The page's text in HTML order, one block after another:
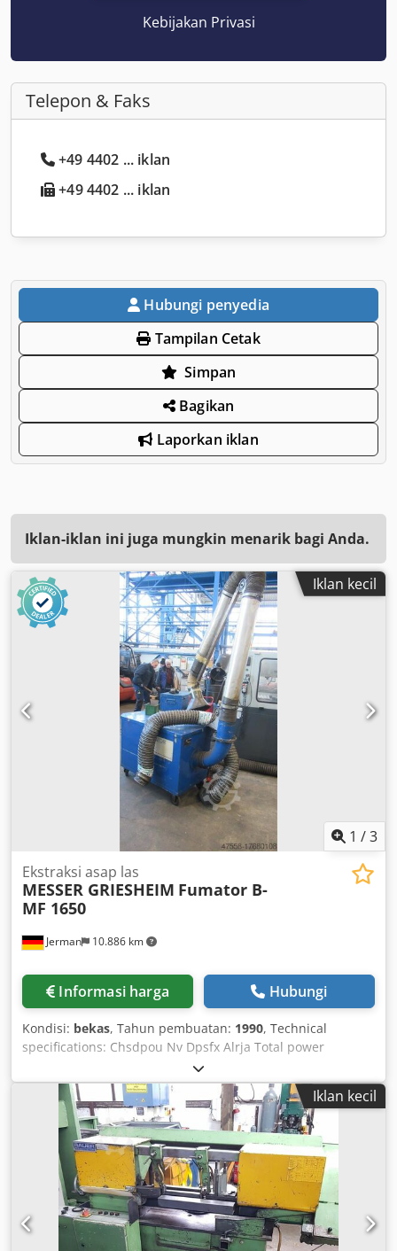
Kebijakan Privasi
Telepon & Faks
+49 4402 ... iklan
+49 4402 ... iklan
Hubungi penyedia
Tampilan Cetak
Simpan
Bagikan
Laporkan iklan
Iklan-iklan ini juga mungkin menarik bagi Anda.
Iklan kecil
1 /3
Jerman 10.886 km
Ekstraksi asap las
MESSER GRIESHEIM Fumator B-
MF 1650
Informasi harga Hubungi
Kondisi: bekas, Tahun pembuatan: 1990, Technical
specifications: Chsdpou Nv Dpsfx Alrja Total power
requirement: 1.5 kW Approximate machine weight: 110 kg
Electrical configuration - Voltage/Frequency: 380 V / 50 Hz
Dimensions (L x W x H): 1.0 x 0.55 x 2.4 m Application: For
welding and dust-laden air with filtration Air inlet: Duct
connection Ø 150 x 60 mm; suction with 2-piece flexible
hose Exhaust: Flexible hose Ø 150 mm, approx. 5 meters in
length Operation via on/off switch *
Iklan kecil